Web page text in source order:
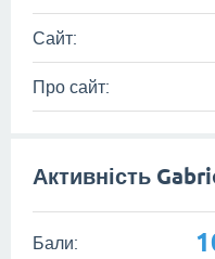
Сайт:
Про сайт:
Активність
Бали: